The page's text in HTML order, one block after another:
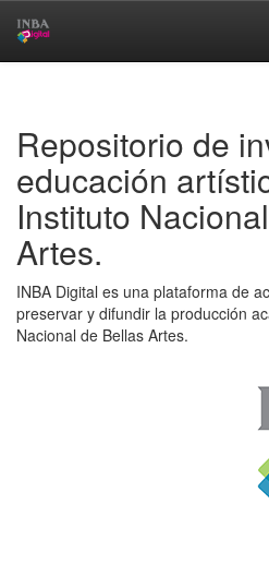
Repositorio de
educación
Instituto
Artes.
INBA Digital es una plataforma de
preservar y difundir la producción
Nacional de Bellas Artes.